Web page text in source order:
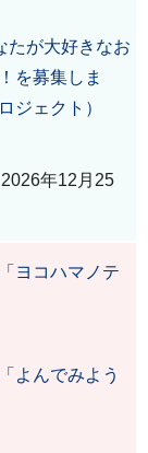
たが大好きなお
を募集しま
ジェクト）
年12月25
ヨコハマノテ
よんでみよう